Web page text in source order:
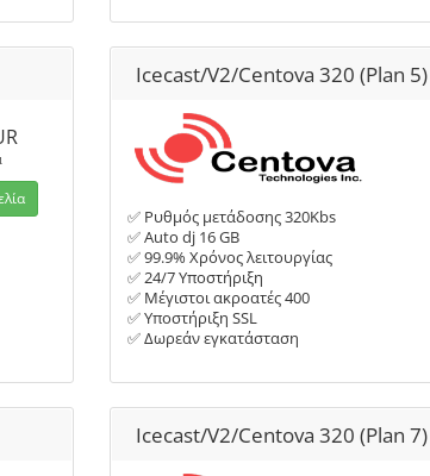
Icecast/V2/Centova 320 (Plan 5)
✅ Ρυθμός μετάδοσης 320Kbs
✅ Auto dj 16 GB
✅ 99.9% Χρόνος λειτουργίας
✅ 24/7 Υποστήριξη
✅ Μέγιστοι ακροατές 400
✅ Υποστήριξη SSL
✅ Δωρεάν εγκατάσταση
Icecast/V2/Centova 320 (Plan 7)